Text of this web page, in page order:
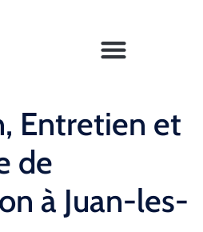
Entretien et
de
à Juan-les-